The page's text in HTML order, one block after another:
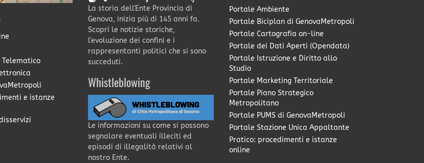
Telematico
e istanze
La storia dell'Ente Provincia di
Genova, inizia più di 145 anni fa.
Scopri le notizie storiche,
l'evoluzione dei confini e i
rappresentanti politici che si sono
succeduti.
Whistleblowing
Le informazioni su come si possono
segnalare eventuali illeciti ed
episodi di illegalità relativi al
nostro Ente.
Portale Ambiente
Portale Biciplan di GenovaMetropoli
Portale Cartografia on-line
Portale dei Dati Aperti (Opendata)
Portale Istruzione e Diritto allo
Studio
Portale Marketing Territoriale
Portale Piano Strategico
Metropolitano
Portale PUMS di GenovaMetropoli
Portale Stazione Unica Appaltante
Pratico: procedimenti e istanze
online